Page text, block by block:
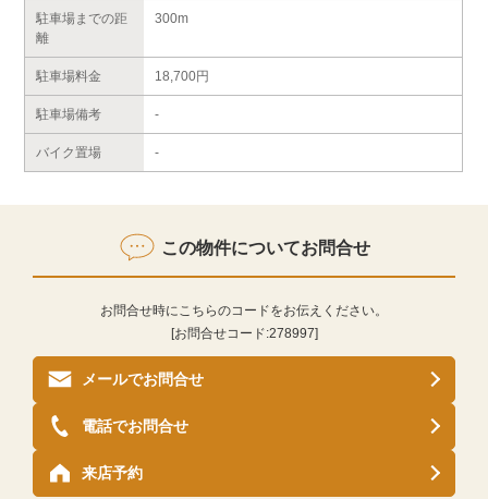
駐車場までの距
離
300m
駐車場料金 18,700円
駐車場備考 -
バイク置場 -
この物件についてお問合せ
お問合せ時にこちらのコードをお伝えください。
[お問合せコード:278997]
メールでお問合せ
来店予約
電話でお問合せ